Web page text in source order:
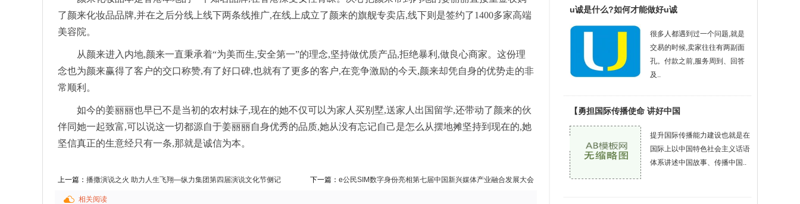
了颜来化妆品品牌,并在之后分线上线下两条线推广,在线上成立了颜来的旗舰专卖店,线下则是签约了1400多家高端
美容院。
从颜来进入内地,颜来一直秉承着“为美而生,安全第一”的理念,坚持做优质产品,拒绝暴利,做良心商家。这份理
念也为颜来赢得了客户的交口称赞,有了好口碑,也就有了更多的客户,在竞争激励的今天,颜来却凭自身的优势走的非
常顺利。
如今的姜丽丽也早已不是当初的农村妹子,现在的她不仅可以为家人买别墅,送家人出国留学,还带动了颜来的伙
伴同她一起致富,可以说这一切都源自于姜丽丽自身优秀的品质,她从没有忘记自己是怎么从摆地摊坚持到现在的,她
坚信真正的生意经只有一条,那就是诚信为本。
上一篇： 播撒演说之火 助力人生飞翔—纵力集团第四届演说文化节侧记 下一篇： e公民SIM数字身份亮相第七届中国新兴媒体产业融合发展大会
相关阅读
u诚是什么?如何才能做好u诚
很多人都遇到过一个问题,就是
交易的时候,卖家往往有两副面
孔。付款之前,服务周到、回答
及..
【勇担国际传播使命 讲好中国
提升国际传播能力建设也就是在
国际上以中国特色社会主义话语
体系讲述中国故事、传播中国..